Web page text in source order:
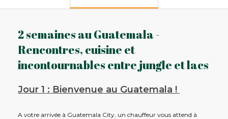
2 semaines au Guatemala -
Rencontres, cuisine et
incontournables entre jungle et lacs
Jour 1 : Bienvenue au Guatemala !
A votre arrivée à Guatemala City, un chauffeur vous attend à